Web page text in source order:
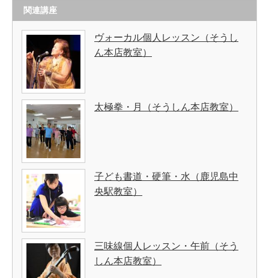
関連講座
ヴォーカル個人レッスン（そうし
ん本店教室）
太極拳・月（そうしん本店教室）
子ども書道・硬筆・水（鹿児島中
央駅教室）
三味線個人レッスン・午前（そう
しん本店教室）